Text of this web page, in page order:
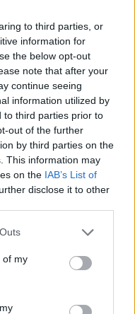
to third parties, or
information for
the below opt-out
note that after your
continue seeing
information utilized by
to third parties prior to
out of the further
by third parties on the
This information may
on the IAB’s List of
disclose it to other
of my
cikk szerint a régiós
nem volt lehetőség,
már jelezték
közép-magyarországi
is, ezért
is szükség lesz -